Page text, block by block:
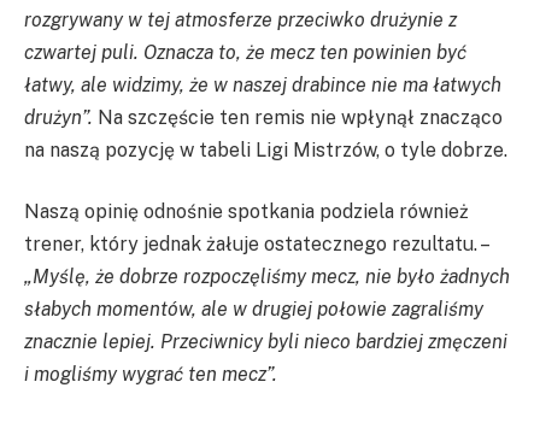
rozgrywany w tej atmosferze przeciwko drużynie z
czwartej puli. Oznacza to, że mecz ten powinien być
łatwy, ale widzimy, że w naszej drabince nie ma łatwych
drużyn”. Na szczęście ten remis nie wpłynął znacząco
na naszą pozycję w tabeli Ligi Mistrzów, o tyle dobrze.
Naszą opinię odnośnie spotkania podziela również
trener, który jednak żałuje ostatecznego rezultatu. –
„Myślę, że dobrze rozpoczęliśmy mecz, nie było żadnych
słabych momentów, ale w drugiej połowie zagraliśmy
znacznie lepiej. Przeciwnicy byli nieco bardziej zmęczeni
i mogliśmy wygrać ten mecz”.